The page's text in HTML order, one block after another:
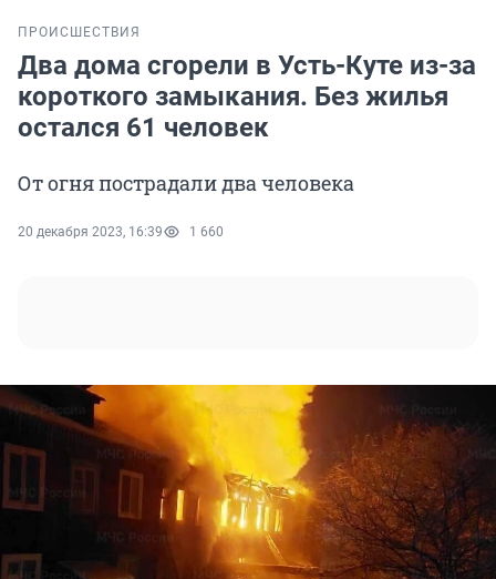
ПРОИСШЕСТВИЯ
Два дома сгорели в Усть-Куте из-за
короткого замыкания. Без жилья
остался 61 человек
От огня пострадали два человека
20 декабря 2023, 16:39 1 660